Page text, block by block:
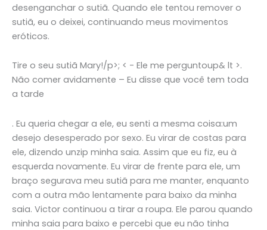
desenganchar o sutiã. Quando ele tentou remover o
sutiã, eu o deixei, continuando meus movimentos
eróticos.
Tire o seu sutiã Mary!/p>; < - Ele me perguntoup& lt >.
Não comer avidamente – Eu disse que você tem toda
a tarde
. Eu queria chegar a ele, eu senti a mesma coisa:um
desejo desesperado por sexo. Eu virar de costas para
ele, dizendo unzip minha saia. Assim que eu fiz, eu à
esquerda novamente. Eu virar de frente para ele, um
braço segurava meu sutiã para me manter, enquanto
com a outra mão lentamente para baixo da minha
saia. Victor continuou a tirar a roupa. Ele parou quando
minha saia para baixo e percebi que eu não tinha